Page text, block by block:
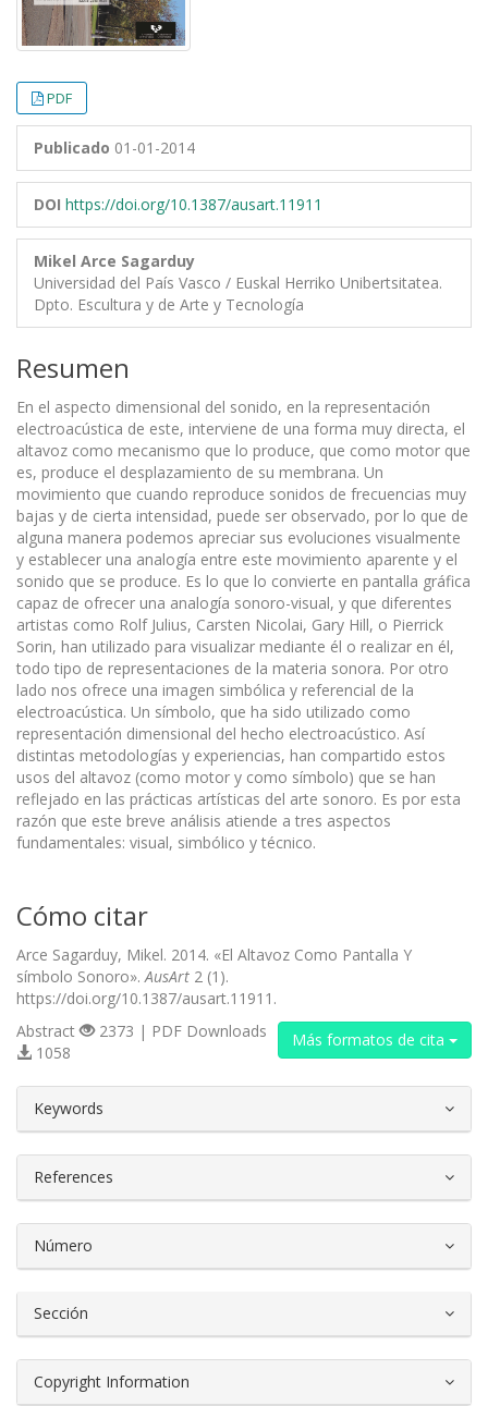
PDF
Publicado 01-01-2014
DOI https://doi.org/10.1387/ausart.11911
Mikel Arce Sagarduy
Universidad del País Vasco / Euskal Herriko Unibertsitatea.
Dpto. Escultura y de Arte y Tecnología
Resumen
En el aspecto dimensional del sonido, en la representación
electroacústica de este, interviene de una forma muy directa, el
altavoz como mecanismo que lo produce, que como motor que
es, produce el desplazamiento de su membrana. Un
movimiento que cuando reproduce sonidos de frecuencias muy
bajas y de cierta intensidad, puede ser observado, por lo que de
alguna manera podemos apreciar sus evolucio­nes visualmente
y establecer una analogía entre este movimiento aparente y el
sonido que se produce. Es lo que lo convierte en pantalla gráfica
capaz de ofrecer una analogía sonoro-visual, y que diferentes
artistas como Rolf Julius, Carsten Nicolai, Gary Hill, o Pierrick
Sorin, han utilizado para visualizar mediante él o realizar en él,
todo tipo de representaciones de la materia sonora. Por otro
lado nos ofrece una imagen simbólica y referencial de la
electroacústica. Un símbolo, que ha sido utilizado como
representación dimensional del hecho electroacústico. Así
distintas metodologías y experiencias, han compartido estos
usos del altavoz (como motor y como símbolo) que se han
reflejado en las prácticas artísticas del arte sonoro. Es por esta
razón que este breve análisis atiende a tres aspectos
fundamentales: visual, simbólico y técnico.
Cómo citar
Arce Sagarduy, Mikel. 2014. «El Altavoz Como Pantalla Y
símbolo Sonoro». AusArt 2 (1).
https://doi.org/10.1387/ausart.11911.
Más formatos de cita
Abstract
2373 | PDF Downloads
1058
Keywords
References
Número
Sección
Copyright Information